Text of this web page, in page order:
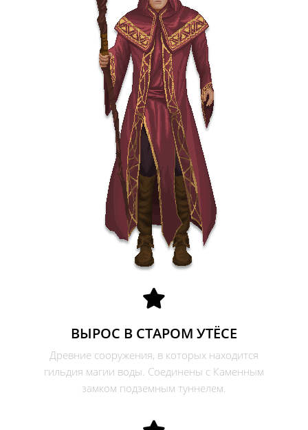
ВЫРОС В СТАРОМ УТЁСЕ
Древние сооружения, в которых находится
гильдия магии воды. Соединены с Каменным
замком подземным туннелем.